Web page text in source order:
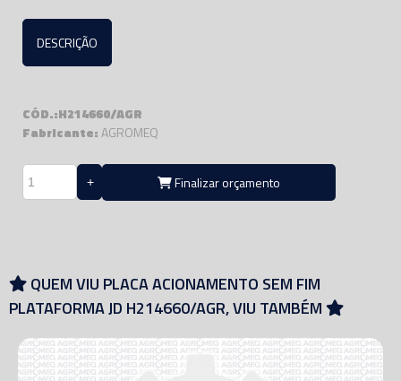
DESCRIÇÃO
CÓD.:H214660/AGR
Fabricante:AGROMEQ
Finalizar orçamento
QUEM VIU PLACA ACIONAMENTO SEM FIM
PLATAFORMA JD H214660/AGR, VIU TAMBÉM